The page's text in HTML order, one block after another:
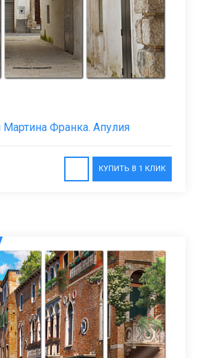
Франка. Апулия
КУПИТЬ В 1 КЛИК